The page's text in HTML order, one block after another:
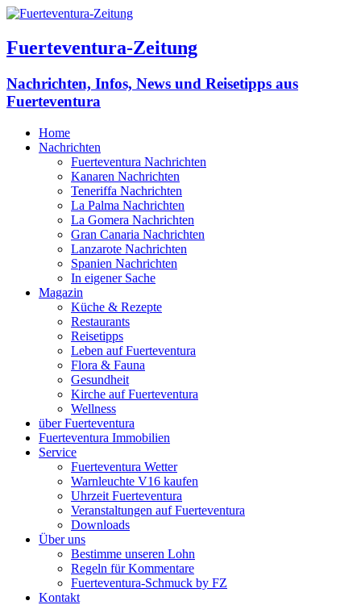
Fuerteventura-Zeitung
Nachrichten, Infos, News und Reisetipps aus
Fuerteventura
Home
Nachrichten
Fuerteventura Nachrichten
Kanaren Nachrichten
Teneriffa Nachrichten
La Palma Nachrichten
La Gomera Nachrichten
Gran Canaria Nachrichten
Lanzarote Nachrichten
Spanien Nachrichten
In eigener Sache
Magazin
Küche & Rezepte
Restaurants
Reisetipps
Leben auf Fuerteventura
Flora & Fauna
Gesundheit
Kirche auf Fuerteventura
Wellness
über Fuerteventura
Fuerteventura Immobilien
Service
Fuerteventura Wetter
Warnleuchte V16 kaufen
Uhrzeit Fuerteventura
Veranstaltungen auf Fuerteventura
Downloads
Über uns
Bestimme unseren Lohn
Regeln für Kommentare
Fuerteventura-Schmuck by FZ
Kontakt